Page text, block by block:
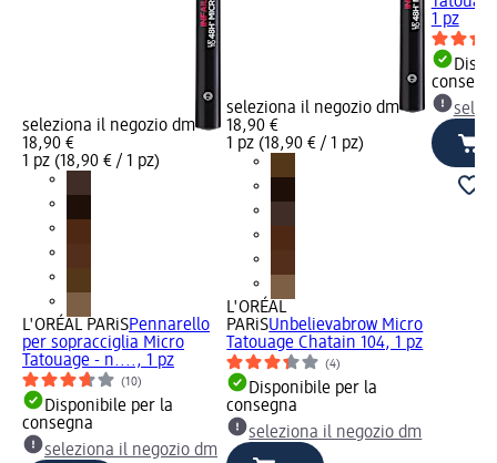
seleziona il negozio dm
18,90 €
1 pz (18,90 € / 1 pz)
L'ORÉAL PARiSPennarello
per sopracciglia Micro
Tatouage - n...., 1 pz
(10)
Disponibile per la
consegna
seleziona il negozio dm
seleziona il negozio dm
18,90 €
1 pz (18,90 € / 1 pz)
L'ORÉAL
PARiSUnbelievabrow Micro
Tatouage Chatain 104, 1 pz
(4)
Disponibile per la
consegna
seleziona il negozio dm
1 pz